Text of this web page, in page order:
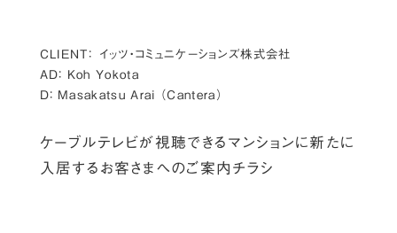
CLIENT：
イッツ・コミュニケーションズ株式会社
AD： Koh Yokota
D： Masakatsu Arai （Cantera）
ケーブルテレビが視聴できるマンションに新たに
入居するお客さまへのご案内チラシ